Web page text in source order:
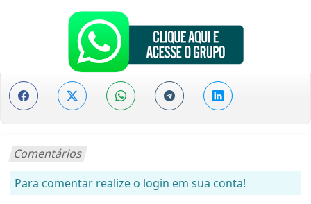
Comentários
Para comentar realize o login em sua conta!